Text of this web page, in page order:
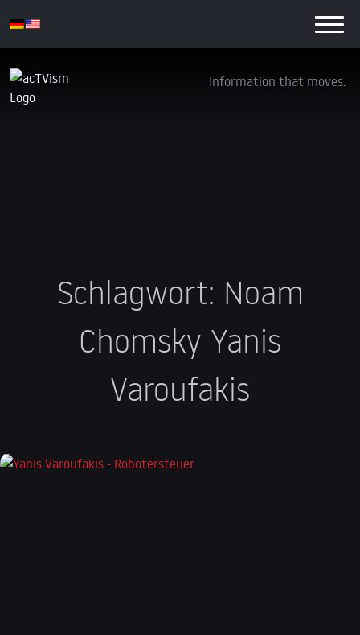
Information that moves.
Schlagwort: Noam
Chomsky Yanis
Varoufakis